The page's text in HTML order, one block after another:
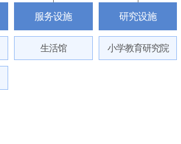
服务设施
生活馆
研究设施
小学教育研究院